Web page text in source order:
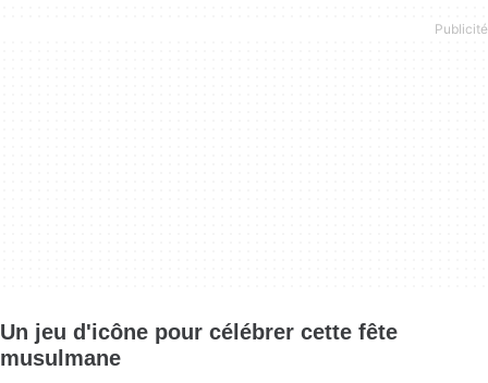
Un jeu d'icône pour célébrer cette fête
musulmane